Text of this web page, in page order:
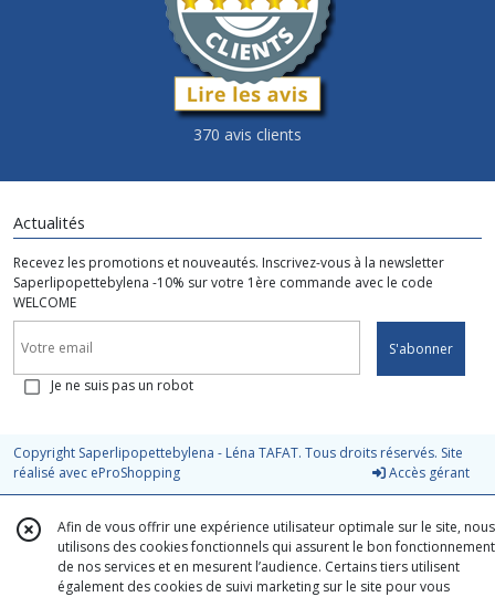
370 avis clients
Actualités
Recevez les promotions et nouveautés. Inscrivez-vous à la newsletter
Saperlipopettebylena -10% sur votre 1ère commande avec le code
WELCOME
S'abonner
Je ne suis pas un robot
Copyright Saperlipopettebylena - Léna TAFAT. Tous droits réservés. Site
réalisé avec eProShopping Accès gérant
Afin de vous offrir une expérience utilisateur optimale sur le site, nous
utilisons des cookies fonctionnels qui assurent le bon fonctionnement
de nos services et en mesurent l’audience. Certains tiers utilisent
également des cookies de suivi marketing sur le site pour vous